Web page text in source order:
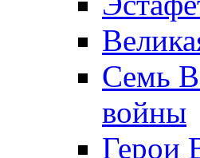
Семь
войны
Герои